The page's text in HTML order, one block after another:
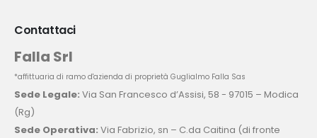
Contattaci
Falla Srl
*affittuaria di ramo d'azienda di proprietà Guglialmo Falla Sas
Sede Legale: Via San Francesco d’Assisi, 58 - 97015 – Modica
(Rg)
Sede Operativa: Via Fabrizio, sn – C.da Caitina (di fronte